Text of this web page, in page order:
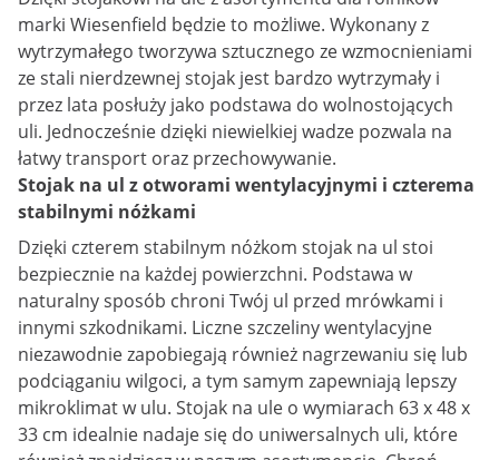
marki Wiesenfield będzie to możliwe. Wykonany z
wytrzymałego tworzywa sztucznego ze wzmocnieniami
ze stali nierdzewnej stojak jest bardzo wytrzymały i
przez lata posłuży jako podstawa do wolnostojących
uli. Jednocześnie dzięki niewielkiej wadze pozwala na
łatwy transport oraz przechowywanie.
Stojak na ul z otworami wentylacyjnymi i czterema
stabilnymi nóżkami
Dzięki czterem stabilnym nóżkom stojak na ul stoi
bezpiecznie na każdej powierzchni. Podstawa w
naturalny sposób chroni Twój ul przed mrówkami i
innymi szkodnikami. Liczne szczeliny wentylacyjne
niezawodnie zapobiegają również nagrzewaniu się lub
podciąganiu wilgoci, a tym samym zapewniają lepszy
mikroklimat w ulu. Stojak na ule o wymiarach 63 x 48 x
33 cm idealnie nadaje się do uniwersalnych uli, które